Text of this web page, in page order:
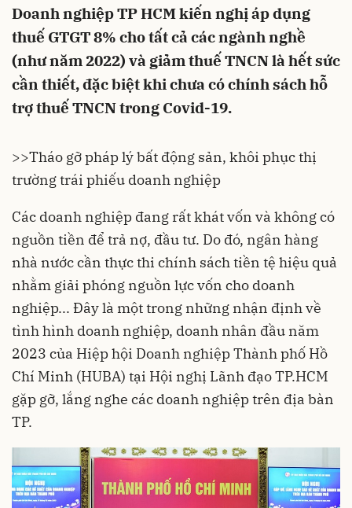
Doanh nghiệp TP HCM kiến nghị áp dụng
thuế GTGT 8% cho tất cả các ngành nghề
(như năm 2022) và giảm thuế TNCN là hết sức
cần thiết, đặc biệt khi chưa có chính sách hỗ
trợ thuế TNCN trong Covid-19.
>>Tháo gỡ pháp lý bất động sản, khôi phục thị
trường trái phiếu doanh nghiệp
Các doanh nghiệp đang rất khát vốn và không có
nguồn tiền để trả nợ, đầu tư. Do đó, ngân hàng
nhà nước cần thực thi chính sách tiền tệ hiệu quả
nhằm giải phóng nguồn lực vốn cho doanh
nghiệp... Đây là một trong những nhận định về
tình hình doanh nghiệp, doanh nhân đầu năm
2023 của Hiệp hội Doanh nghiệp Thành phố Hồ
Chí Minh (HUBA) tại Hội nghị Lãnh đạo TP.HCM
gặp gỡ, lắng nghe các doanh nghiệp trên địa bàn
TP.
Hủy